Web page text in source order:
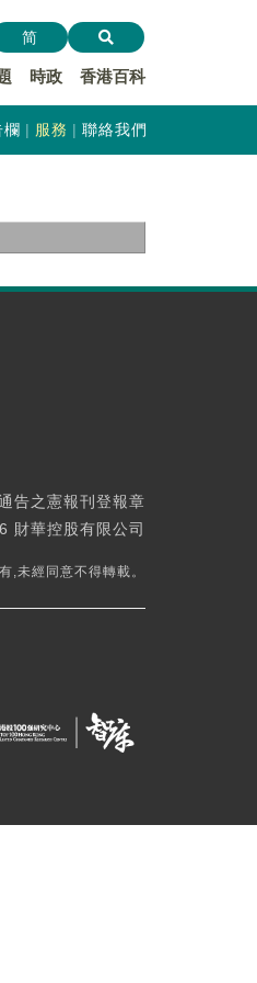
時政 香港百科
简
服務 聯絡我們
告之憲報刊登報章
華控股有限公司
,未經同意不得轉載。